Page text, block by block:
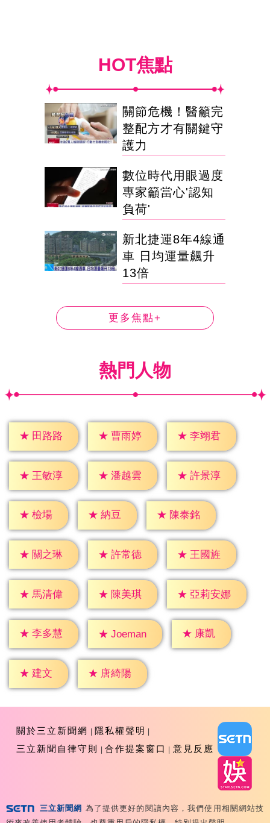
HOT焦點
關節危機！醫籲完
整配方才有關鍵守
護力
數位時代用眼過度
專家籲當心'認知
負荷'
新北捷運8年4線通
車 日均運量飆升
13倍
更多焦點+
熱門人物
★ 田路路 ★ 曹雨婷 ★ 李翊君
★ 王敏淳 ★ 潘越雲 ★ 許景淳
★ 檢場 ★ 納豆 ★ 陳泰銘
★ 關之琳 ★ 許常德 ★ 王國旌
★ 馬清偉 ★ 陳美琪 ★ 亞莉安娜
★ 李多慧 ★ Joeman ★ 康凱
★ 建文 ★ 唐綺陽
關於三立新聞網
隱私權聲明
三立新聞自律守則
合作提案窗口 意見反應
Copyright ©2026 Sanlih E-Television All Rights
三立新聞網 為了提供更好的閱讀內容，我們使用相關網站技